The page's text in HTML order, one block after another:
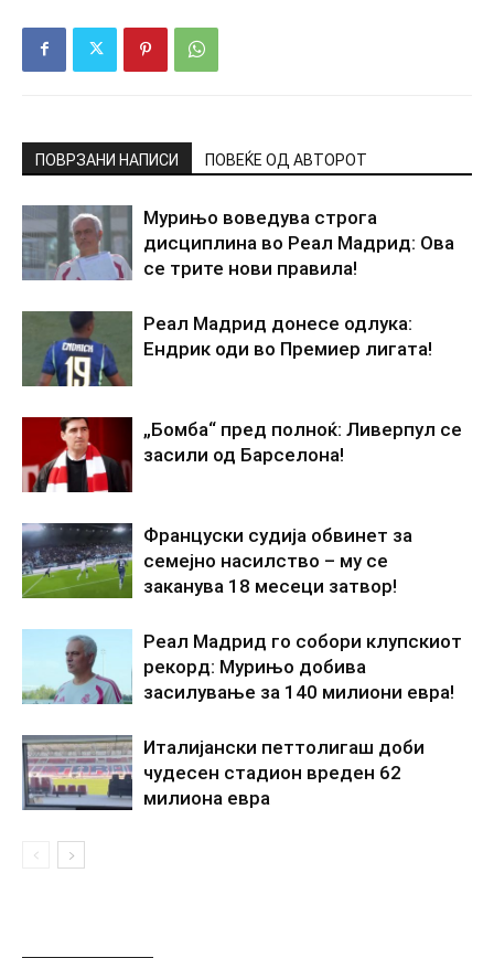
ПОВРЗАНИ НАПИСИ ПОВЕЌЕ ОД АВТОРОТ
Мурињо воведува строга
дисциплина во Реал Мадрид: Ова
се трите нови правила!
Реал Мадрид донесе одлука:
Ендрик оди во Премиер лигата!
„Бомба“ пред полноќ: Ливерпул се
засили од Барселона!
Француски судија обвинет за
семејно насилство – му се
заканува 18 месеци затвор!
Реал Мадрид го собори клупскиот
рекорд: Мурињо добива
засилување за 140 милиони евра!
Италијански петтолигаш доби
чудесен стадион вреден 62
милиона евра